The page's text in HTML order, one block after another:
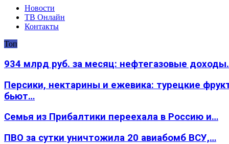
Новости
ТВ Онлайн
Контакты
Топ
934 млрд руб. за месяц: нефтегазовые
Персики, нектарины и ежевика: турецкие
бьют…
Семья из Прибалтики переехала в Россию и…
ПВО за сутки уничтожила 20 авиабомб ВСУ,…